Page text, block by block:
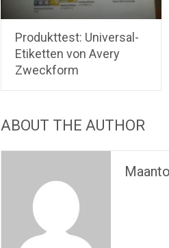
Produkttest: Universal-
Etiketten von Avery
Zweckform
ABOUT THE AUTHOR